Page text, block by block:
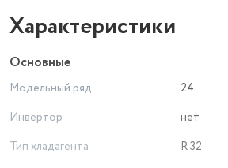
Характеристики
Основные
Модельный ряд
24
Инвертор
нет
Тип хладагента
R 32